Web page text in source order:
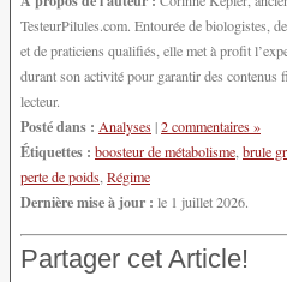
TesteurPilules.com. Entourée de biologistes,
et de praticiens qualifiés, elle met à profit
durant son activité pour garantir des contenus
lecteur.
Posté dans : Analyses|2 commentaires »
Étiquettes : boosteur de métabolisme brule
perte de poids Régime
Dernière mise à jour : le 1 juillet 2026.
Partager cet Article!